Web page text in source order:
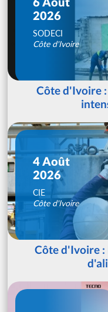
2026
SODECI
Côte d'Ivoire
Côte d'Ivoire :
4 Août
2026
CIE
Côte d'Ivoire
Côte d'Ivoire :